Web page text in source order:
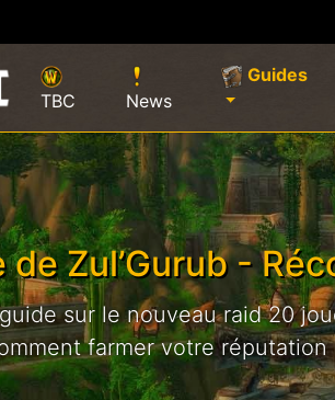
TBC News
Guides
de Zul’Gurub -
sur le nouveau raid 20
farmer votre